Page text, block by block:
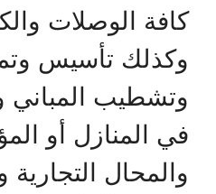
كافة الوصلات
وكذلك تأسيس
وتشطيب المباني
في المنازل أو
والمحال التجارية